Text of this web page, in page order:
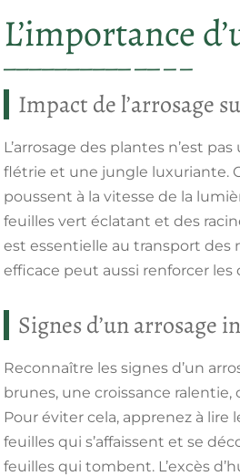
L’importance
Impact de l’arrosage
L’arrosage des plantes n’est
flétrie et une jungle luxuriante.
poussent à la vitesse de la
feuilles vert éclatant et des
est essentielle au transport des
efficace peut aussi renforcer
Signes d’un arrosage
Reconnaître les signes d’un
brunes, une croissance
Pour éviter cela, apprenez à
feuilles qui s’affaissent et se
feuilles qui tombent. L’excès